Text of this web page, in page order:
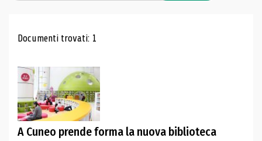
Risultati di ricerca
Documenti trovati: 1
A Cuneo prende forma la nuova biblioteca